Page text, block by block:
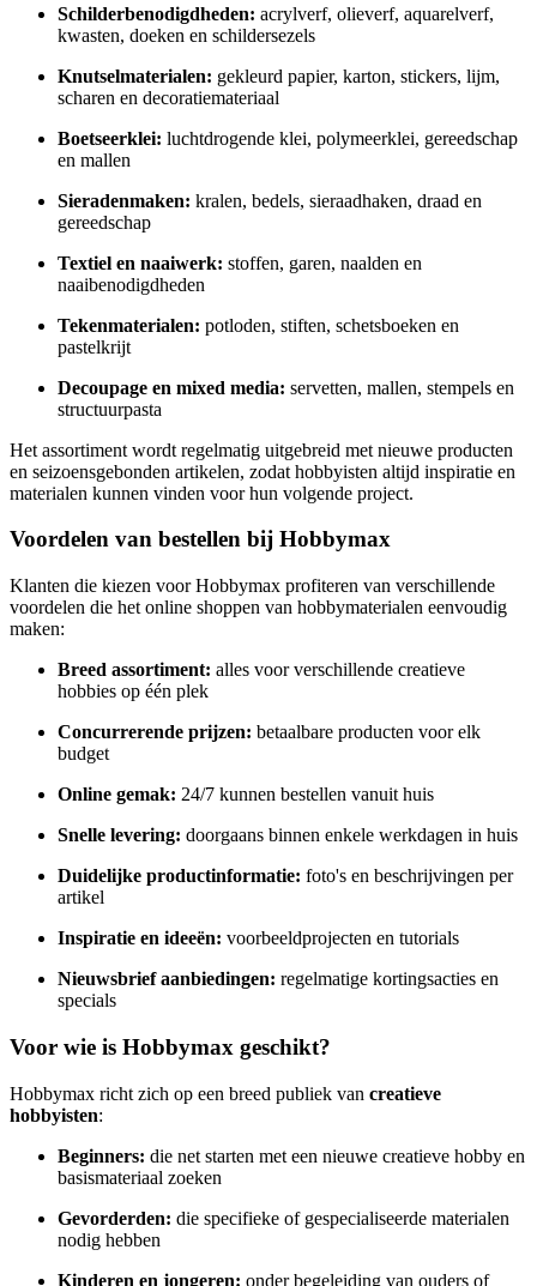
Schilderbenodigdheden: acrylverf, olieverf, aquarelverf,
kwasten, doeken en schildersezels
Knutselmaterialen: gekleurd papier, karton, stickers, lijm,
scharen en decoratiemateriaal
Boetseerklei: luchtdrogende klei, polymeerklei, gereedschap
en mallen
Sieradenmaken: kralen, bedels, sieraadhaken, draad en
gereedschap
Textiel en naaiwerk: stoffen, garen, naalden en
naaibenodigdheden
Tekenmaterialen: potloden, stiften, schetsboeken en
pastelkrijt
Decoupage en mixed media: servetten, mallen, stempels en
structuurpasta
Het assortiment wordt regelmatig uitgebreid met nieuwe producten
en seizoensgebonden artikelen, zodat hobbyisten altijd inspiratie en
materialen kunnen vinden voor hun volgende project.
Voordelen van bestellen bij Hobbymax
Klanten die kiezen voor Hobbymax profiteren van verschillende
voordelen die het online shoppen van hobbymaterialen eenvoudig
maken:
Breed assortiment: alles voor verschillende creatieve
hobbies op één plek
Concurrerende prijzen: betaalbare producten voor elk
budget
Online gemak: 24/7 kunnen bestellen vanuit huis
Snelle levering: doorgaans binnen enkele werkdagen in huis
Duidelijke productinformatie: foto's en beschrijvingen per
artikel
Inspiratie en ideeën: voorbeeldprojecten en tutorials
Nieuwsbrief aanbiedingen: regelmatige kortingsacties en
specials
Voor wie is Hobbymax geschikt?
Hobbymax richt zich op een breed publiek van creatieve
hobbyisten:
Beginners: die net starten met een nieuwe creatieve hobby en
basismateriaal zoeken
Gevorderden: die specifieke of gespecialiseerde materialen
nodig hebben
Kinderen en jongeren: onder begeleiding van ouders of